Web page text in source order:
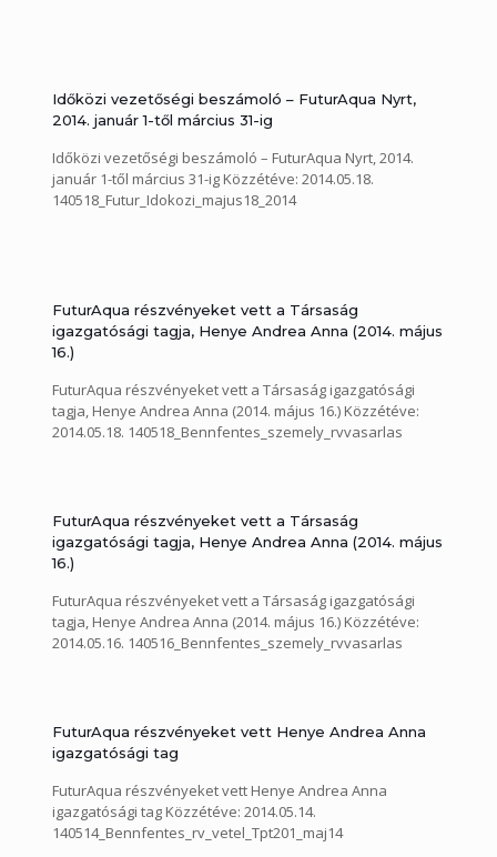
Időközi vezetőségi beszámoló – FuturAqua Nyrt,
2014. január 1-től március 31-ig
Időközi vezetőségi beszámoló – FuturAqua Nyrt, 2014.
január 1-től március 31-ig Közzétéve: 2014.05.18.
140518_Futur_Idokozi_majus18_2014
FuturAqua részvényeket vett a Társaság
igazgatósági tagja, Henye Andrea Anna (2014. május
16.)
FuturAqua részvényeket vett a Társaság igazgatósági
tagja, Henye Andrea Anna (2014. május 16.) Közzétéve:
2014.05.18. 140518_Bennfentes_szemely_rvvasarlas
FuturAqua részvényeket vett a Társaság
igazgatósági tagja, Henye Andrea Anna (2014. május
16.)
FuturAqua részvényeket vett a Társaság igazgatósági
tagja, Henye Andrea Anna (2014. május 16.) Közzétéve:
2014.05.16. 140516_Bennfentes_szemely_rvvasarlas
FuturAqua részvényeket vett Henye Andrea Anna
igazgatósági tag
FuturAqua részvényeket vett Henye Andrea Anna
igazgatósági tag Közzétéve: 2014.05.14.
140514_Bennfentes_rv_vetel_Tpt201_maj14